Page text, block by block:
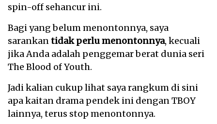
spin-off sehancur ini.
Bagi yang belum menontonnya, saya
sarankantidak perlu menontonnya, kecuali
jika Anda adalah penggemar berat dunia seri
The Blood of Youth.
Jadi kalian cukup lihat saya rangkum di sini
apa kaitan drama pendek ini dengan TBOY
lainnya, terus stop menontonnya.